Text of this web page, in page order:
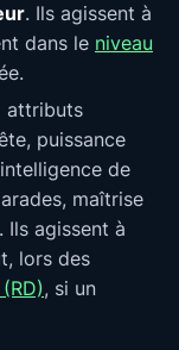
. Ils agissent à
dans le niveau
attributs
puissance
de
maîtrise
Ils agissent à
lors des
, si un